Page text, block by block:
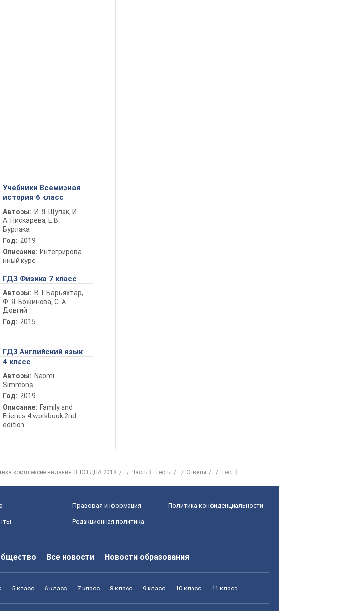
Учебники Всемирная
история 6 класс
Авторы: И. Я. Щупак, И.
А. Пискарева, Е.В.
Бурлака
Год: 2019
Описание: Интегрирова
нный курс
ГДЗ Физика 7 класс
Авторы: В. Г. Барьяхтар,
Ф. Я. Божинова, С. А.
Довгий
Год: 2015
ГДЗ Английский язык
4 класс
Авторы: Naomi
Simmons
Год: 2019
Описание: Family and
Friends 4 workbook 2nd
edition
комплексне видання ЗНО+ДПА 2018 Часть 3. Тесты Ответы Тест 3
Правовая информация Политика конфиденциальности
Редакционная политика
Все новости Новости образования
5 класс 6 класс 7 класс 8 класс 9 класс 10 класс 11 класс